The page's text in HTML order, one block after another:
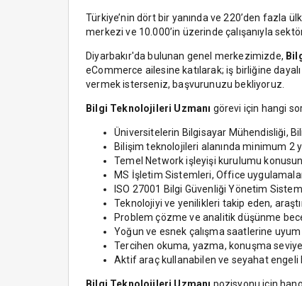
Türkiye’nin dört bir yanında ve 220’den fazla
merkezi ve 10.000’in üzerinde çalışanıyla
Diyarbakır'da bulunan genel merkezimizde,
eCommerce ailesine katılarak; iş birliğine
vermek isterseniz, başvurunuzu bekliyoruz.
Bilgi Teknolojileri Uzmanı görevi için hangi
Üniversitelerin Bilgisayar Mühendisliği,
Bilişim teknolojileri alanında minimum 2
Temel Network işleyişi kurulumu
MS İşletim Sistemleri, Office
ISO 27001 Bilgi Güvenliği Yönetim
Teknolojiyi ve yenilikleri takip eden,
Problem çözme ve analitik düşünme
Yoğun ve esnek çalışma saatlerine
Tercihen okuma, yazma, konuşma
Aktif araç kullanabilen ve seyahat engeli